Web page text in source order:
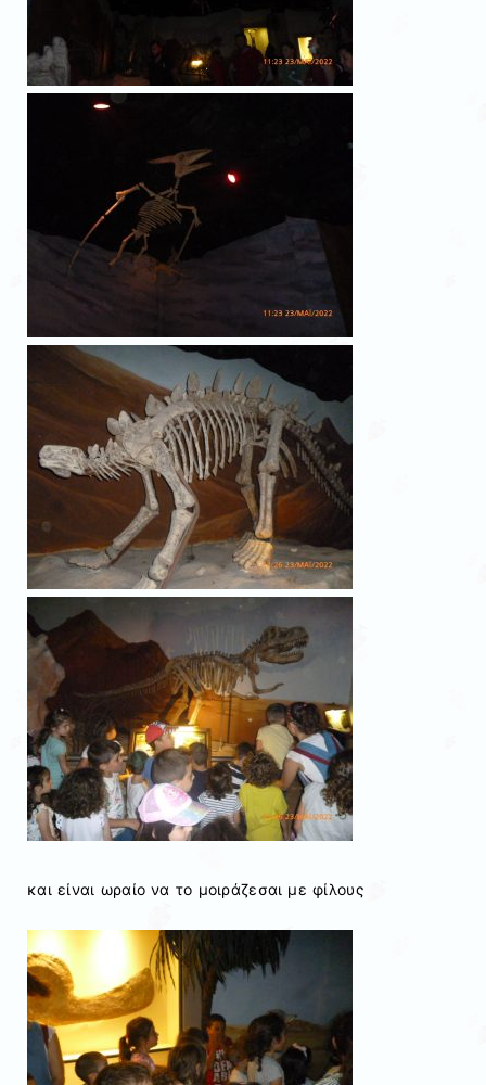
και είναι ωραίο να το μοιράζεσαι με φίλους